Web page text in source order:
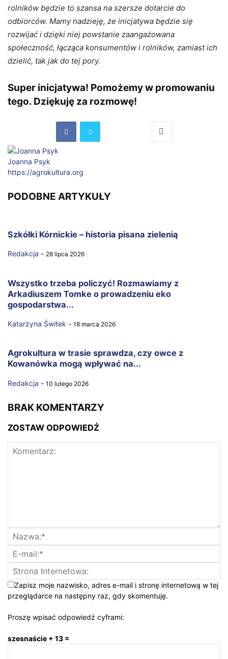
rolników będzie to szansa na szersze dotarcie do
odbiorców. Mamy nadzieję, że inicjatywa będzie się
rozwijać i dzięki niej powstanie zaangażowana
społeczność, łącząca konsumentów i rolników, zamiast ich
dzielić, tak jak do tej pory.
Super inicjatywa! Pomożemy w promowaniu
tego. Dziękuję za rozmowę!
Joanna Psyk
https://agrokultura.org
PODOBNE ARTYKUŁY
Szkółki Kórnickie – historia pisana zielenią
Redakcja - 28 lipca 2026
Wszystko trzeba policzyć! Rozmawiamy z
Arkadiuszem Tomke o prowadzeniu eko
gospodarstwa...
Katarzyna Świtek - 18 marca 2026
Agrokultura w trasie sprawdza, czy owce z
Kowanówka mogą wpływać na...
Redakcja - 10 lutego 2026
BRAK KOMENTARZY
ZOSTAW ODPOWIEDŹ
Zapisz moje nazwisko, adres e-mail i stronę internetową w tej
przeglądarce na następny raz, gdy skomentuję.
Proszę wpisać odpowiedź cyframi:
szesnaście + 13 =